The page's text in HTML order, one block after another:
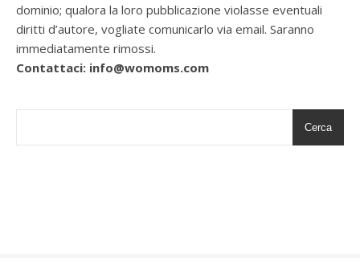
dominio; qualora la loro pubblicazione violasse eventuali
diritti d’autore, vogliate comunicarlo via email. Saranno
immediatamente rimossi.
Contattaci: info@womoms.com
Cerca